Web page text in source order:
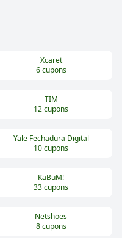
Xcaret
6cupons
TIM
12cupons
Yale Fechadura Digital
10cupons
KaBuM!
33cupons
Netshoes
8cupons